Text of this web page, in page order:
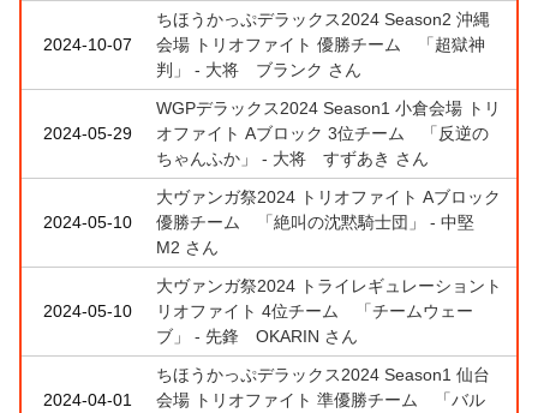
2024-10-07
ちほうかっぷデラックス2024 Season2 沖縄
会場 トリオファイト 優勝チーム 「超獄神
判」 - 大将 ブランク さん
2024-05-29
WGPデラックス2024 Season1 小倉会場 トリ
オファイト Aブロック 3位チーム 「反逆の
ちゃんふか」 - 大将 すずあき さん
2024-05-10
大ヴァンガ祭2024 トリオファイト Aブロック
優勝チーム 「絶叫の沈黙騎士団」 - 中堅
M2 さん
2024-05-10
大ヴァンガ祭2024 トライレギュレーショント
リオファイト 4位チーム 「チームウェー
ブ」 - 先鋒 OKARIN さん
2024-04-01
ちほうかっぷデラックス2024 Season1 仙台
会場 トリオファイト 準優勝チーム 「バル